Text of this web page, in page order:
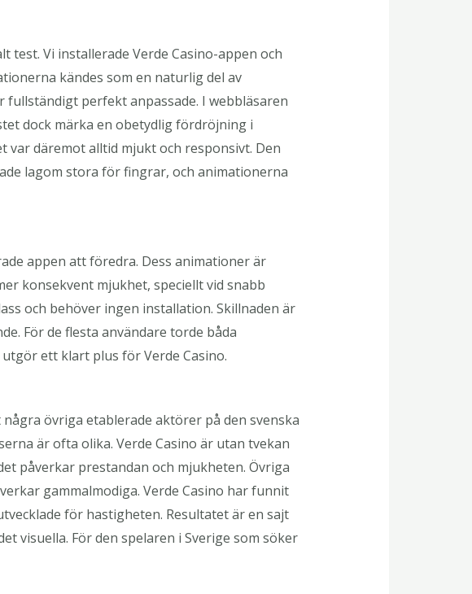
Vi installerade Verde Casino-appen och
kändes som en naturlig del av
perfekt anpassade. I webbläsaren
dock märka en obetydlig fördröjning i
var däremot alltid mjukt och responsivt. Den
lagom stora för fingrar, och animationerna
appen att föredra. Dess animationer är
konsekvent mjukhet, speciellt vid snabb
och behöver ingen installation. Skillnaden är
För de flesta användare torde båda
ett klart plus för Verde Casino.
övriga etablerade aktörer på den svenska
är ofta olika. Verde Casino är utan tvekan
påverkar prestandan och mjukheten. Övriga
gammalmodiga. Verde Casino har funnit
för hastigheten. Resultatet är en sajt
visuella. För den spelaren i Sverige som söker